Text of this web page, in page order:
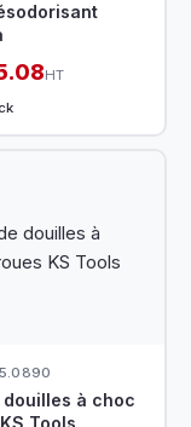
HT
douilles à choc
Tools